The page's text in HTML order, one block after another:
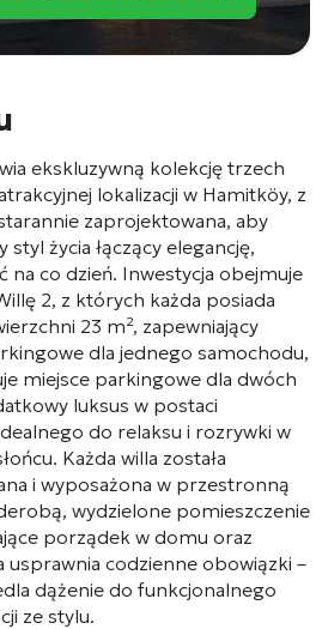
ekskluzywną kolekcję trzech
lokalizacji w Hamitköy, z
zaprojektowana, aby
życia łączący elegancję,
co dzień. Inwestycja obejmuje
2, z których każda posiada
23 m², zapewniający
dla jednego samochodu,
miejsce parkingowe dla dwóch
luksus w postaci
do relaksu i rozrywki w
Każda willa została
i wyposażona w przestronną
wydzielone pomieszczenie
porządek w domu oraz
codzienne obowiązki –
dążenie do funkcjonalnego
ze stylu.